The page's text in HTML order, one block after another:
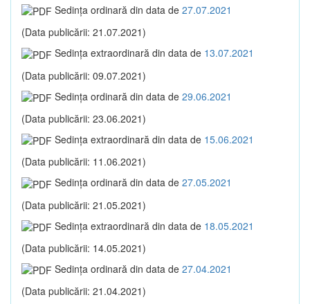
Sedinţa ordinară din data de 27.07.2021
(Data publicării: 21.07.2021)
Sedinţa extraordinară din data de 13.07.2021
(Data publicării: 09.07.2021)
Sedinţa ordinară din data de 29.06.2021
(Data publicării: 23.06.2021)
Sedinţa extraordinară din data de 15.06.2021
(Data publicării: 11.06.2021)
Sedinţa ordinară din data de 27.05.2021
(Data publicării: 21.05.2021)
Sedinţa extraordinară din data de 18.05.2021
(Data publicării: 14.05.2021)
Sedinţa ordinară din data de 27.04.2021
(Data publicării: 21.04.2021)